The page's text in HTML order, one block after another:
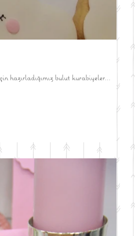
hazırladığımız bulut kurabiyeler...